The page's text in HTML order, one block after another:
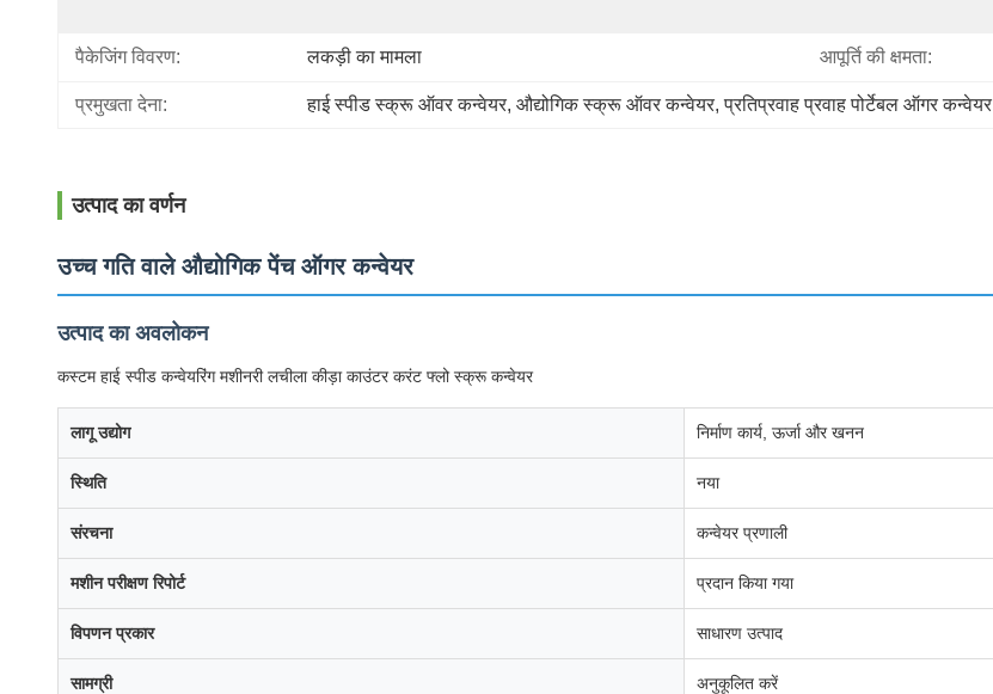
पैकेजिंग विवरण: लकड़ी का मामला आपूर्ति की क्षमता:
प्रमुखता देना: हाई स्पीड स्क्रू ऑवर कन्वेयर, औद्योगिक स्क्रू ऑवर कन्वेयर, प्रतिप्रवाह प्रवाह पोर्टेबल ऑगर कन्वेयर
उत्पाद का वर्णन
उच्च गति वाले औद्योगिक पेंच ऑगर कन्वेयर
उत्पाद का अवलोकन
कस्टम हाई स्पीड कन्वेयरिंग मशीनरी लचीला कीड़ा काउंटर करंट फ्लो स्क्रू कन्वेयर
लागू उद्योग निर्माण कार्य, ऊर्जा और खनन
स्थिति नया
संरचना कन्वेयर प्रणाली
मशीन परीक्षण रिपोर्ट प्रदान किया गया
विपणन प्रकार साधारण उत्पाद
सामग्री अनुकूलित करें